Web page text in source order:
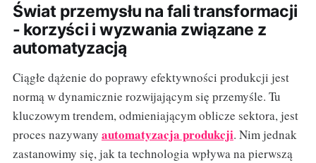
Świat przemysłu na fali transformacji
- korzyści i wyzwania związane z
automatyzacją
Ciągłe dążenie do poprawy efektywności produkcji jest
normą w dynamicznie rozwijającym się przemyśle. Tu
kluczowym trendem, odmieniającym oblicze sektora, jest
proces nazywany automatyzacja produkcji. Nim jednak
zastanowimy się, jak ta technologia wpływa na pierwszą